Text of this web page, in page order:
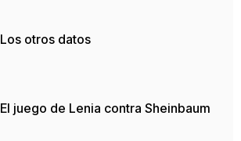
Los otros datos
El juego de Lenia contra Sheinbaum